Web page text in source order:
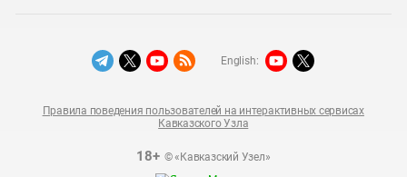
18+© «Кавказский Узел»
Правила поведения пользователей на интерактивных сервисах
Кавказского Узла
English: